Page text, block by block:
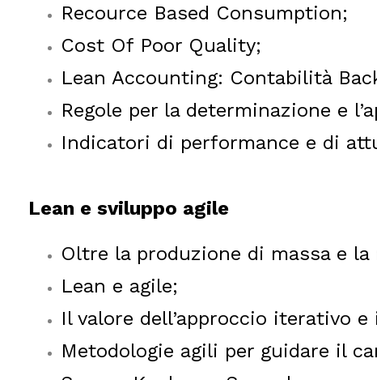
Recource Based Consumption;
Cost Of Poor Quality;
Lean Accounting: Contabilità
Regole per la determinazione e
Indicatori di performance e di
Lean e sviluppo agile
Oltre la produzione di massa e
Lean e agile;
Il valore dell’approccio iterativo
Metodologie agili per guidare il